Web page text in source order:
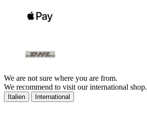
We are not sure where you are from.
We recommend to visit our international shop.
Italien International